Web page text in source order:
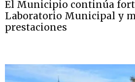
El Municipio continúa
Laboratorio Municipal y
prestaciones